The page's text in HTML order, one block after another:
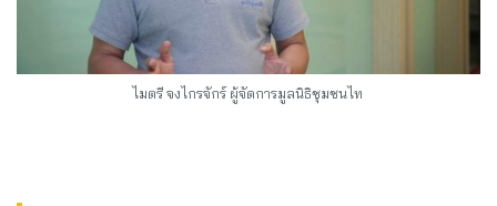
ไมตรี จงไกรจักร์ ผู้จัดการมูลนิธิชุมชนไท